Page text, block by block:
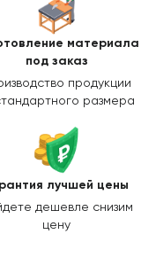
материала
под заказ
продукции
размера
лучшей цены
дешевле снизим
цену